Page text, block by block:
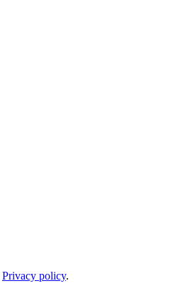
Privacy policy.